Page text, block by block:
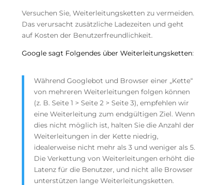
Versuchen Sie, Weiterleitungsketten zu vermeiden.
Das verursacht zusätzliche Ladezeiten und geht
auf Kosten der Benutzerfreundlichkeit.
Google sagt Folgendes über Weiterleitungsketten:
Während Googlebot und Browser einer „Kette“
von mehreren Weiterleitungen folgen können
(z. B. Seite 1 > Seite 2 > Seite 3), empfehlen wir
eine Weiterleitung zum endgültigen Ziel. Wenn
dies nicht möglich ist, halten Sie die Anzahl der
Weiterleitungen in der Kette niedrig,
idealerweise nicht mehr als 3 und weniger als 5.
Die Verkettung von Weiterleitungen erhöht die
Latenz für die Benutzer, und nicht alle Browser
unterstützen lange Weiterleitungsketten.